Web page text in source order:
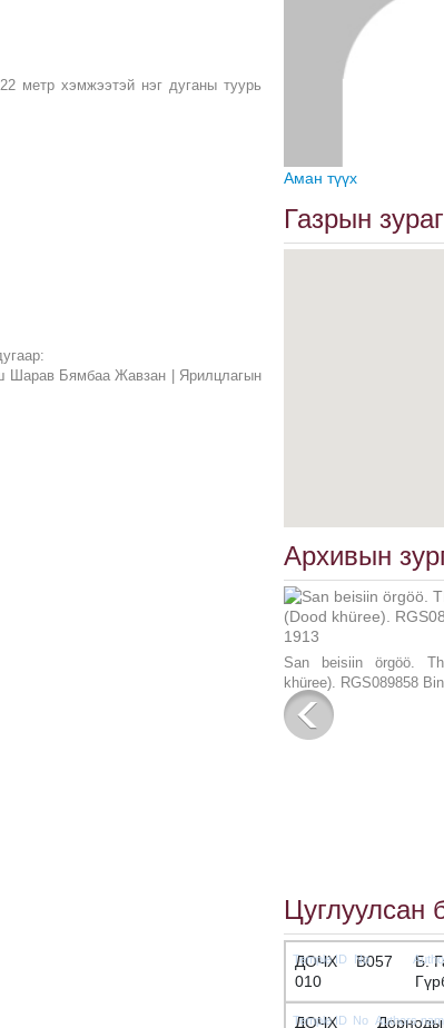
метр хэмжээтэй нэг дуганы туурь
Шарав Бямбаа Жавзан | Ярилцлагын
Аман түүх
Газрын
Архивын
San beisiin örgöö.
khüree). RGS089858
Цуглуулсан
ДОЧХ
010
B057
Б.
ДОЧХ